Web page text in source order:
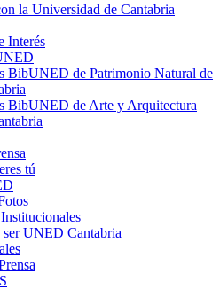
la Universidad de Cantabria
Interés
BibUNED de Patrimonio Natural de
BibUNED de Arte y Arquitectura
tú
ser UNED Cantabria